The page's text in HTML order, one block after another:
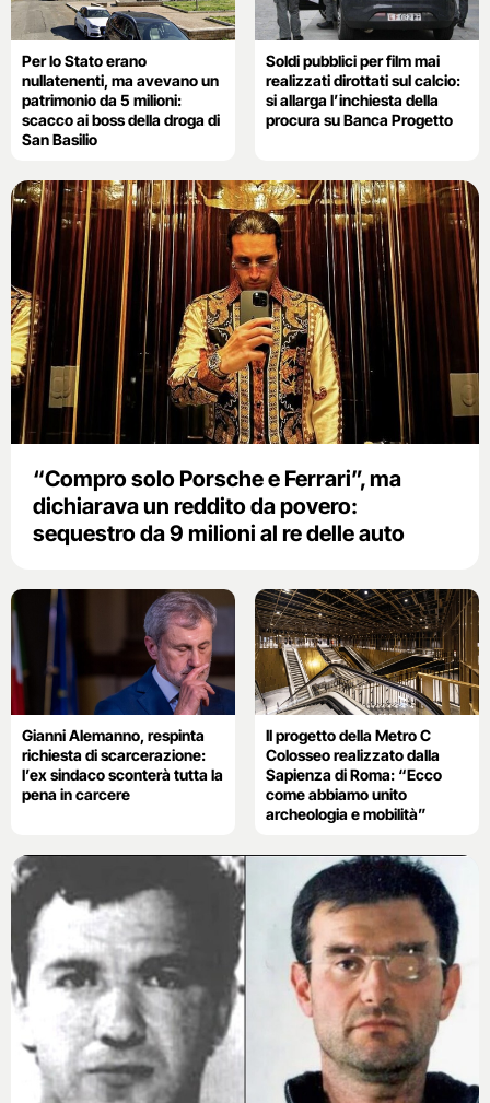
Per lo Stato erano
nullatenenti, ma avevano un
patrimonio da 5 milioni:
scacco ai boss della droga di
San Basilio
Soldi pubblici per film mai
realizzati dirottati sul calcio:
si allarga l’inchiesta della
procura su Banca Progetto
“Compro solo Porsche e Ferrari”, ma
dichiarava un reddito da povero:
sequestro da 9 milioni al re delle auto
Gianni Alemanno, respinta
richiesta di scarcerazione:
l’ex sindaco sconterà tutta la
pena in carcere
Il progetto della Metro C
Colosseo realizzato dalla
Sapienza di Roma: “Ecco
come abbiamo unito
archeologia e mobilità”